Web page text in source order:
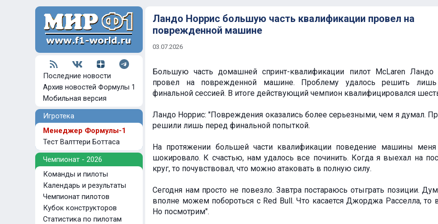
Последние новости
Архив новостей Формулы 1
Мобильная версия
Игротека
Менеджер Формулы-1
Тест Валттери Боттаса
Чемпионат - 2026
Команды и пилоты
Календарь и результаты
Чемпионат пилотов
Кубок конструкторов
Статистика по пилотам
Ландо Норрис большую часть квалификации провел на
поврежденной машине
03.07.2026
Большую часть домашней спринт-квалификации пилот McLaren Ландо
провел на поврежденной машине. Проблему удалось решить
финальной сессией. В итоге действующий чемпион квалифицировался
Ландо Норрис: "Повреждения оказались более серьезными, чем я думал.
решили лишь перед финальной попыткой.
На протяжении большей части квалификации поведение машины меня
шокировало. К счастью, нам удалось все починить. Когда я выехал на
круг, то почувствовал, что можно атаковать в полную силу.
Сегодня нам просто не повезло. Завтра постараюсь отыграть позиции.
вполне можем побороться с Red Bull. Что касается Джорджа Расселла, то
Но посмотрим".